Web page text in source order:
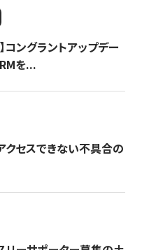
コングラントアップデー
を...
クセスできない不具合の